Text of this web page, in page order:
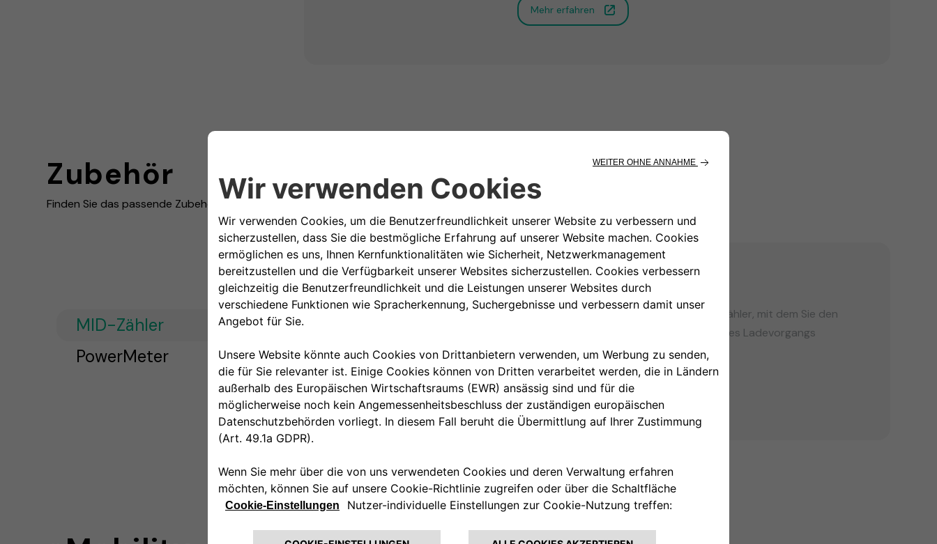
Mehr erfahren
Zubehör
Finden Sie das passende Zubehör für Ihr Ladegerät
MID-Zähler
PowerMeter
HOME CHARGING
MIDcounter ist ein zertifizierter Energiezähler, mit dem Sie den
Verbrauch Ihrer eProWallbox während jedes Ladevorgangs
überwachen können.
Mehr erfahren